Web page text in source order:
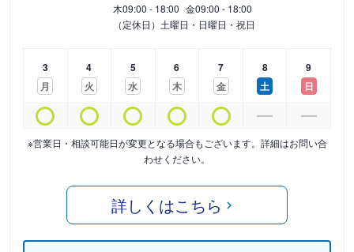
木09:00 - 18:00 金09:00 - 18:00
（定休日）土曜日・日曜日・祝日
3
月
4
火
5
水
6
木
7
金
8
土
9
日
※営業日・相談可能日が変更となる場合もございます。詳細はお問い合
わせください。
詳しくはこちら